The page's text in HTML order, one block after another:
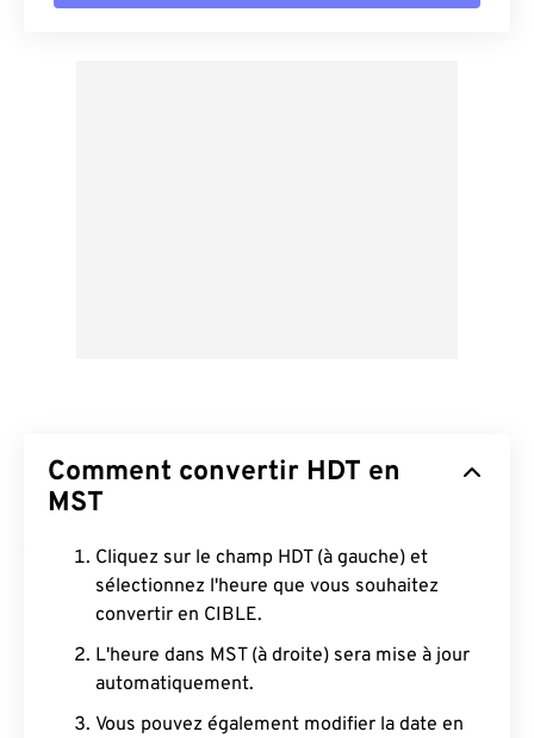
Comment convertir HDT en
MST
Cliquez sur le champ HDT (à gauche) et
sélectionnez l'heure que vous souhaitez
convertir en CIBLE.
L'heure dans MST (à droite) sera mise à jour
automatiquement.
Vous pouvez également modifier la date en